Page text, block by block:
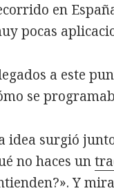
en
pocas
a este
se
idea surgió
no haces un
Y